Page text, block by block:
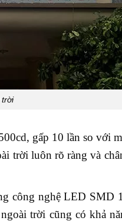
trời
gấp 10 lần so với
trời luôn rõ ràng và
công nghệ LED SMD
trời cũng có khả